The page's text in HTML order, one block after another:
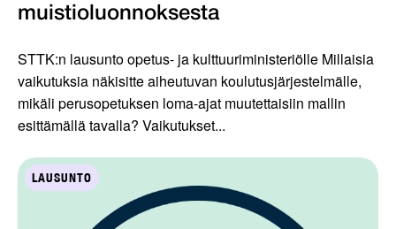
muistioluonnoksesta
STTK:n lausunto opetus- ja kulttuuriministeriölle Millaisia
vaikutuksia näkisitte aiheutuvan koulutusjärjestelmälle,
mikäli perusopetuksen loma-ajat muutettaisiin mallin
esittämällä tavalla? Vaikutukset...
LAUSUNTO